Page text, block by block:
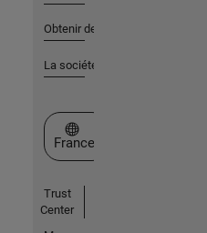
Obtenir de l'aide
La société
Sélectionner un site web
France
Trust
Center